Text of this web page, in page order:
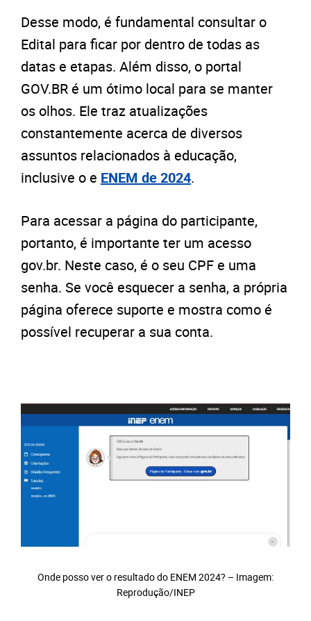
Desse modo, é fundamental consultar o
Edital para ficar por dentro de todas as
datas e etapas. Além disso, o portal
GOV.BR é um ótimo local para se manter
os olhos. Ele traz atualizações
constantemente acerca de diversos
assuntos relacionados à educação,
inclusive o e ENEM de 2024.
Para acessar a página do participante,
portanto, é importante ter um acesso
gov.br. Neste caso, é o seu CPF e uma
senha. Se você esquecer a senha, a própria
página oferece suporte e mostra como é
possível recuperar a sua conta.
Onde posso ver o resultado do ENEM 2024? – Imagem:
Reprodução/INEP